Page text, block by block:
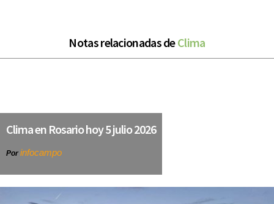
Notas relacionadas deClima
Clima en Rosario hoy 5 julio 2026
Por infocampo